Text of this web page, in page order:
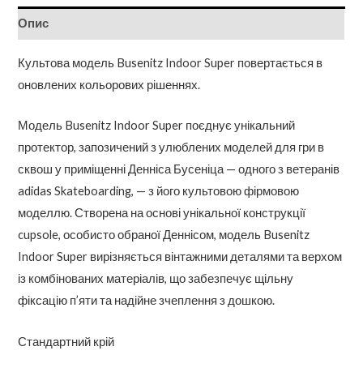
Опис
Культова модель Busenitz Indoor Super повертається в
оновлених кольорових рішеннях.
Модель Busenitz Indoor Super поєднує унікальний
протектор, запозичений з улюблених моделей для гри в
сквош у приміщенні Денніса Бусеніца — одного з ветеранів
adidas Skateboarding, — з його культовою фірмовою
моделлю. Створена на основі унікальної конструкції
cupsole, особисто обраної Деннісом, модель Busenitz
Indoor Super вирізняється вінтажними деталями та верхом
із комбінованих матеріалів, що забезпечує щільну
фіксацію п’яти та надійне зчеплення з дошкою.
Стандартний крій